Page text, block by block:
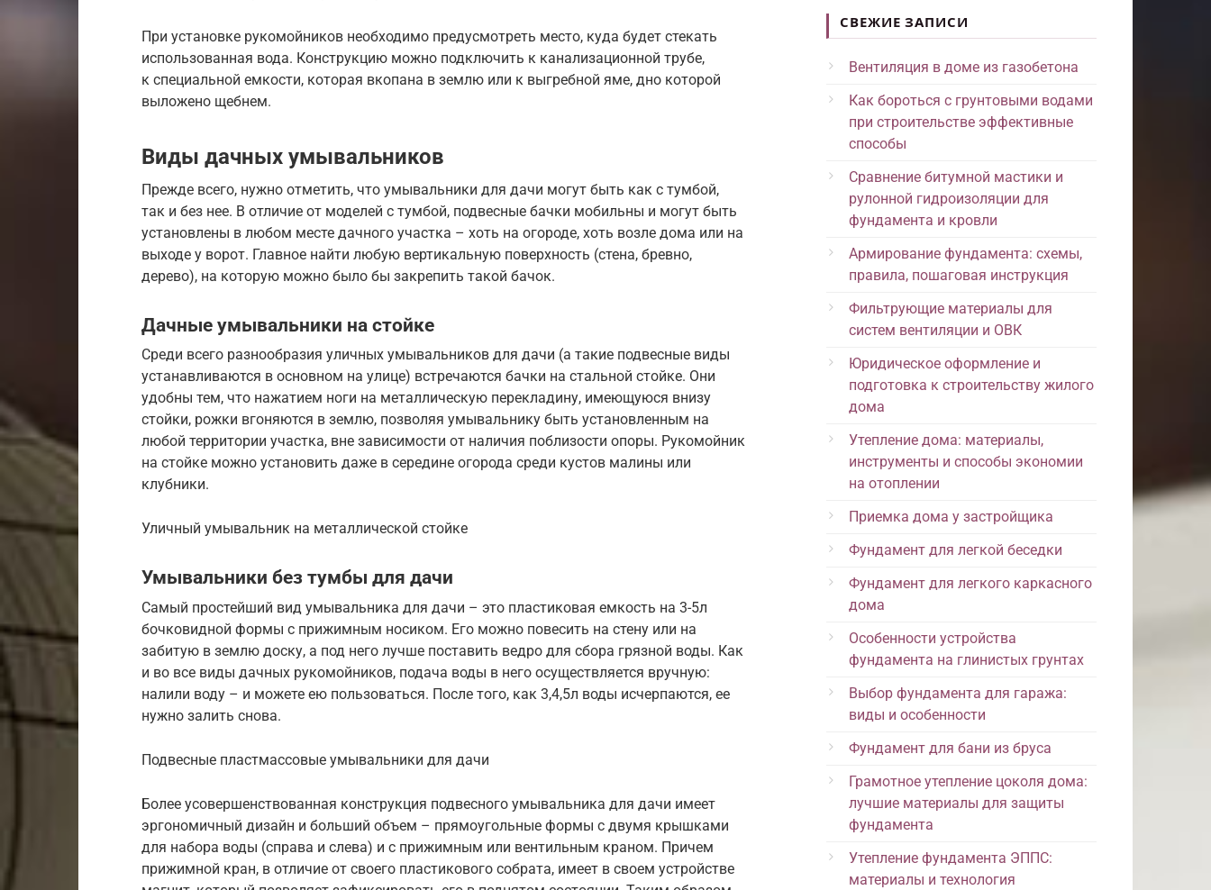
При установке рукомойников необходимо предусмотреть место, куда будет стекать
использованная вода. Конструкцию можно подключить к канализационной трубе,
к специальной емкости, которая вкопана в землю или к выгребной яме, дно которой
выложено щебнем.
Виды дачных умывальников
Прежде всего, нужно отметить, что умывальники для дачи могут быть как с тумбой,
так и без нее. В отличие от моделей с тумбой, подвесные бачки мобильны и могут быть
установлены в любом месте дачного участка – хоть на огороде, хоть возле дома или на
выходе у ворот. Главное найти любую вертикальную поверхность (стена, бревно,
дерево), на которую можно было бы закрепить такой бачок.
Дачные умывальники на стойке
Среди всего разнообразия уличных умывальников для дачи (а такие подвесные виды
устанавливаются в основном на улице) встречаются бачки на стальной стойке. Они
удобны тем, что нажатием ноги на металлическую перекладину, имеющуюся внизу
стойки, рожки вгоняются в землю, позволяя умывальнику быть установленным на
любой территории участка, вне зависимости от наличия поблизости опоры. Рукомойник
на стойке можно установить даже в середине огорода среди кустов малины или
клубники.
Уличный умывальник на металлической стойке
Умывальники без тумбы для дачи
Самый простейший вид умывальника для дачи – это пластиковая емкость на 3-5л
бочковидной формы с прижимным носиком. Его можно повесить на стену или на
забитую в землю доску, а под него лучше поставить ведро для сбора грязной воды. Как
и во все виды дачных рукомойников, подача воды в него осуществляется вручную:
налили воду – и можете ею пользоваться. После того, как 3,4,5л воды исчерпаются, ее
нужно залить снова.
Подвесные пластмассовые умывальники для дачи
Более усовершенствованная конструкция подвесного умывальника для дачи имеет
эргономичный дизайн и больший объем – прямоугольные формы с двумя крышками
для набора воды (справа и слева) и с прижимным или вентильным краном. Причем
прижимной кран, в отличие от своего пластикового собрата, имеет в своем устройстве
СВЕЖИЕ ЗАПИСИ
Вентиляция в доме из газобетона
Как бороться с грунтовыми водами
при строительстве эффективные
способы
Сравнение битумной мастики и
рулонной гидроизоляции для
фундамента и кровли
Армирование фундамента: схемы,
правила, пошаговая инструкция
Фильтрующие материалы для
систем вентиляции и ОВК
Юридическое оформление и
подготовка к строительству жилого
дома
Утепление дома: материалы,
инструменты и способы экономии
на отоплении
Приемка дома у застройщика
Фундамент для легкой беседки
Фундамент для легкого каркасного
дома
Особенности устройства
фундамента на глинистых грунтах
Выбор фундамента для гаража:
виды и особенности
Фундамент для бани из бруса
Грамотное утепление цоколя дома:
лучшие материалы для защиты
фундамента
Утепление фундамента ЭППС:
материалы и технология